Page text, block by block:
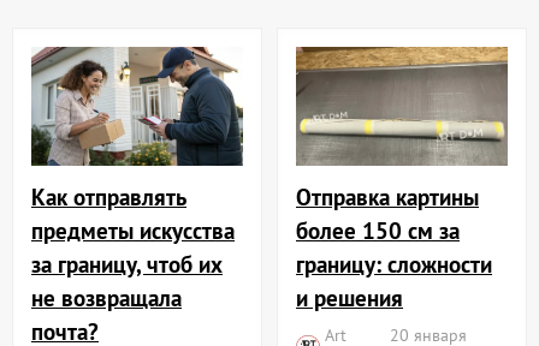
Как отправлять
предметы искусства
за границу, чтоб их
не возвращала
почта?
Отправка картины
более 150 см за
границу: сложности
и решения
Art 20 января